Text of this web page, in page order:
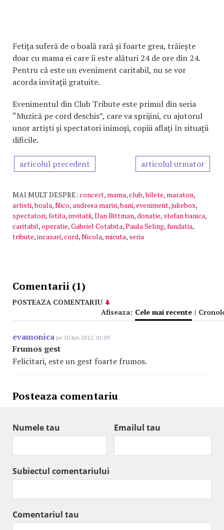
Fetița suferă de o boală rară și foarte grea, trăiește
doar cu mama ei care îi este alături 24 de ore din 24.
Pentru că este un eveniment caritabil, nu se vor
acorda invitații gratuite.
Evenimentul din Club Tribute este primul din seria
“Muzică pe cord deschis”, care va sprijini, cu ajutorul
unor artiști și spectatori inimoși, copiii aflați în situații
dificile.
articolul precedent articolul urmator
MAI MULT DESPRE: concert, mama,club,bilete, maraton,
artisti,boala,Nico,andreea marin,bani,eveniment,jukebox,
spectatori,fetita,invitatii,Dan Bittman,donatie, stefan banica,
caritabil,operatie,Gabriel Cotabita,Paula Seling,fundatia,
tribute,incasari,cord,Nicola, micuta, seria
Comentarii (1)
POSTEAZA COMENTARIU
Afiseaza: Cele mai recente |
evamonica pe 10 Iun 2012, 01:09
Frumos gest
Felicitari, este un gest foarte frumos.
Posteaza comentariu
Numele tau Emailul tau
Subiectul comentariului
Comentariul tau